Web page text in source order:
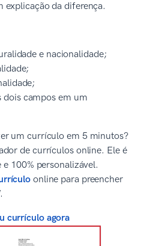
explicação da diferença.
e nacionalidade;
dois campos em um
um currículo em 5 minutos?
de currículos online. Ele é
100% personalizável.
online para preencher
currículo agora